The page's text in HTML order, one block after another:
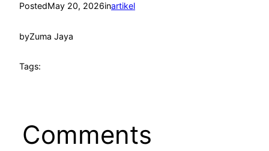
PostedMay 20, 2026inartikel
byZuma Jaya
Tags:
Comments